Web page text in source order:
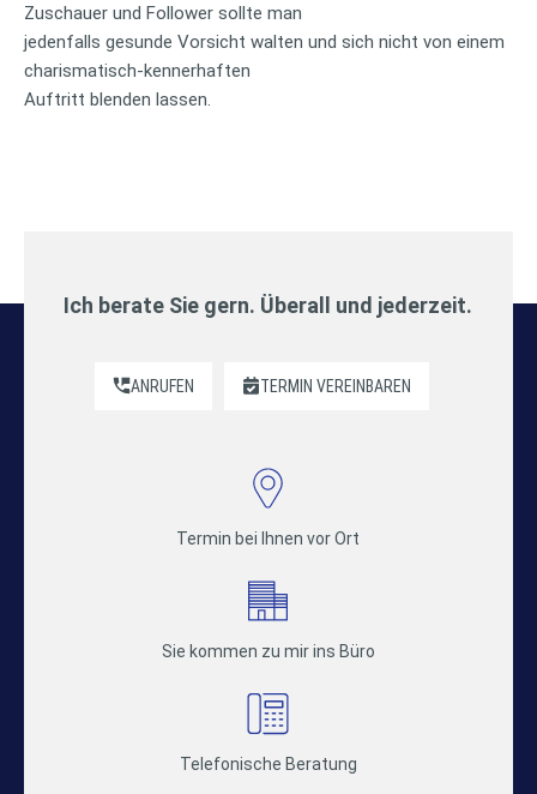
Zuschauer und Follower sollte man
jedenfalls gesunde Vorsicht walten und sich nicht von einem
charismatisch-kennerhaften
Auftritt blenden lassen.
Ich berate Sie gern. Überall und jederzeit.
ANRUFEN TERMIN VEREINBAREN
Termin bei Ihnen vor Ort
Sie kommen zu mir ins Büro
Telefonische Beratung